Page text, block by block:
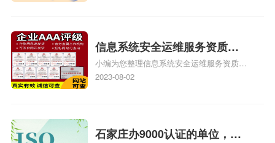
信息系统安全运维服务资质二
级费用，信息系统安全运维服
务资质二级
小编为您整理信息系统安全运维服务资质认
证证书机构有哪些、安全运维服务资质的费
体系认证知识，详情可查看下方正文！
2023-08-02
石家庄办9000认证的单位，石